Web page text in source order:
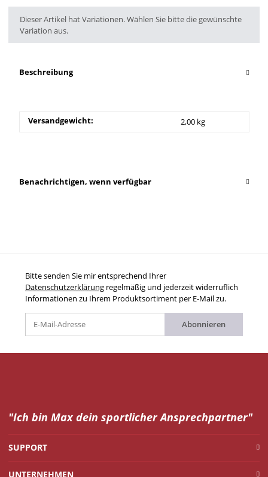
x
Dieser Artikel hat Variationen. Wählen Sie bitte die gewünschte
Variation aus.
Beschreibung
Versandgewicht: 2,00 kg
Benachrichtigen, wenn verfügbar
Bitte senden Sie mir entsprechend Ihrer
Datenschutzerklärung regelmäßig und jederzeit widerruflich
Informationen zu Ihrem Produktsortiment per E-Mail zu.
Abonnieren
"Ich bin Max dein sportlicher Ansprechpartner"
SUPPORT
UNTERNEHMEN